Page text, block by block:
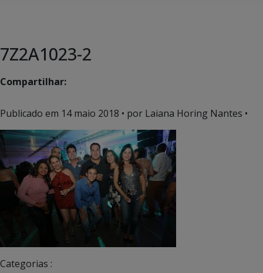
7Z2A1023-2
Compartilhar:
Publicado em 14 maio 2018 • por Laiana Horing Nantes •
Categorias :